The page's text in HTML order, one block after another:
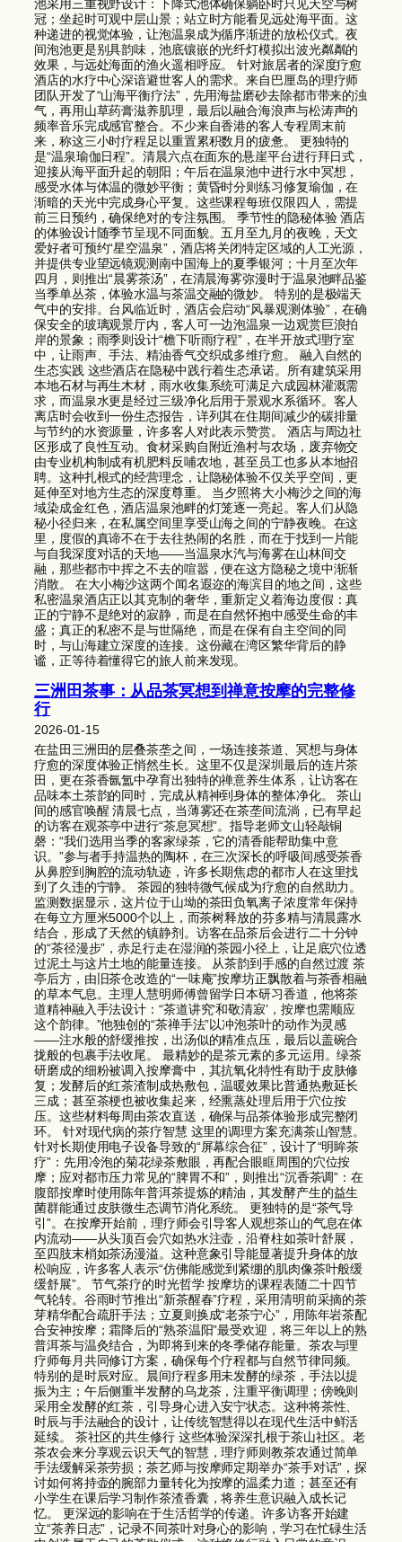
池采用三重视野设计：下降式池体确保躺卧时只见天空与树
冠；坐起时可观中层山景；站立时方能看见远处海平面。这
种递进的视觉体验，让泡温泉成为循序渐进的放松仪式。夜
间泡池更是别具韵味，池底镶嵌的光纤灯模拟出波光粼粼的
效果，与远处海面的渔火遥相呼应。 针对旅居者的深度疗愈
酒店的水疗中心深谙避世客人的需求。来自巴厘岛的理疗师
团队开发了“山海平衡疗法”，先用海盐磨砂去除都市带来的浊
气，再用山草药膏滋养肌理，最后以融合海浪声与松涛声的
频率音乐完成感官整合。不少来自香港的客人专程周末前
来，称这三小时疗程足以重置累积数月的疲惫。 更独特的
是“温泉瑜伽日程”。清晨六点在面东的悬崖平台进行拜日式，
迎接从海平面升起的朝阳；午后在温泉池中进行水中冥想，
感受水体与体温的微妙平衡；黄昏时分则练习修复瑜伽，在
渐暗的天光中完成身心平复。这些课程每班仅限四人，需提
前三日预约，确保绝对的专注氛围。 季节性的隐秘体验 酒店
的体验设计随季节呈现不同面貌。五月至九月的夜晚，天文
爱好者可预约“星空温泉”，酒店将关闭特定区域的人工光源，
并提供专业望远镜观测南中国海上的夏季银河；十月至次年
四月，则推出“晨雾茶汤”，在清晨海雾弥漫时于温泉池畔品鉴
当季单丛茶，体验水温与茶温交融的微妙。 特别的是极端天
气中的安排。台风临近时，酒店会启动“风暴观测体验”，在确
保安全的玻璃观景厅内，客人可一边泡温泉一边观赏巨浪拍
岸的景象；雨季则设计“檐下听雨疗程”，在半开放式理疗室
中，让雨声、手法、精油香气交织成多维疗愈。 融入自然的
生态实践 这些酒店在隐秘中践行着生态承诺。所有建筑采用
本地石材与再生木材，雨水收集系统可满足六成园林灌溉需
求，而温泉水更是经过三级净化后用于景观水系循环。客人
离店时会收到一份生态报告，详列其在住期间减少的碳排量
与节约的水资源量，许多客人对此表示赞赏。 酒店与周边社
区形成了良性互动。食材采购自附近渔村与农场，废弃物交
由专业机构制成有机肥料反哺农地，甚至员工也多从本地招
聘。这种扎根式的经营理念，让隐秘体验不仅关乎空间，更
延伸至对地方生态的深度尊重。 当夕照将大小梅沙之间的海
域染成金红色，酒店温泉池畔的灯笼逐一亮起。客人们从隐
秘小径归来，在私属空间里享受山海之间的宁静夜晚。在这
里，度假的真谛不在于去往热闹的名胜，而在于找到一片能
与自我深度对话的天地——当温泉水汽与海雾在山林间交
融，那些都市中挥之不去的喧嚣，便在这方隐秘之境中渐渐
消散。 在大小梅沙这两个闻名遐迩的海滨目的地之间，这些
私密温泉酒店正以其克制的奢华，重新定义着海边度假：真
正的宁静不是绝对的寂静，而是在自然怀抱中感受生命的丰
盛；真正的私密不是与世隔绝，而是在保有自主空间的同
时，与山海建立深度的连接。这份藏在湾区繁华背后的静
谧，正等待着懂得它的旅人前来发现。
三洲田茶事：从品茶冥想到禅意按摩的完整修
行
2026-01-15
在盐田三洲田的层叠茶垄之间，一场连接茶道、冥想与身体
疗愈的深度体验正悄然生长。这里不仅是深圳最后的连片茶
田，更在茶香氤氲中孕育出独特的禅意养生体系，让访客在
品味本土茶韵的同时，完成从精神到身体的整体净化。 茶山
间的感官唤醒 清晨七点，当薄雾还在茶垄间流淌，已有早起
的访客在观茶亭中进行“茶息冥想”。指导老师文山轻敲铜
磬：“我们选用当季的客家绿茶，它的清香能帮助集中意
识。”参与者手持温热的陶杯，在三次深长的呼吸间感受茶香
从鼻腔到胸腔的流动轨迹，许多长期焦虑的都市人在这里找
到了久违的宁静。 茶园的独特微气候成为疗愈的自然助力。
监测数据显示，这片位于山坳的茶田负氧离子浓度常年保持
在每立方厘米5000个以上，而茶树释放的芬多精与清晨露水
结合，形成了天然的镇静剂。访客在品茶后会进行二十分钟
的“茶径漫步”，赤足行走在湿润的茶园小径上，让足底穴位透
过泥土与这片土地的能量连接。 从茶韵到手感的自然过渡 茶
亭后方，由旧茶仓改造的“一味庵”按摩坊正飘散着与茶香相融
的草本气息。主理人慧明师傅曾留学日本研习香道，他将茶
道精神融入手法设计：“茶道讲究‘和敬清寂’，按摩也需顺应
这个韵律。”他独创的“茶禅手法”以冲泡茶叶的动作为灵感
——注水般的舒缓推按，出汤似的精准点压，最后以盖碗合
拢般的包裹手法收尾。 最精妙的是茶元素的多元运用。绿茶
研磨成的细粉被调入按摩膏中，其抗氧化特性有助于皮肤修
复；发酵后的红茶渣制成热敷包，温暖效果比普通热敷延长
三成；甚至茶梗也被收集起来，经熏蒸处理后用于穴位按
压。这些材料每周由茶农直送，确保与品茶体验形成完整闭
环。 针对现代病的茶疗智慧 这里的调理方案充满茶山智慧。
针对长期使用电子设备导致的“屏幕综合征”，设计了“明眸茶
疗”：先用冷泡的菊花绿茶敷眼，再配合眼眶周围的穴位按
摩；应对都市压力常见的“脾胃不和”，则推出“沉香茶调”：在
腹部按摩时使用陈年普洱茶提炼的精油，其发酵产生的益生
菌群能通过皮肤微生态调节消化系统。 更独特的是“茶气导
引”。在按摩开始前，理疗师会引导客人观想茶山的气息在体
内流动——从头顶百会穴如热水注壶，沿脊柱如茶叶舒展，
至四肢末梢如茶汤漫溢。这种意象引导能显著提升身体的放
松响应，许多客人表示“仿佛能感觉到紧绷的肌肉像茶叶般缓
缓舒展”。 节气茶疗的时光哲学 按摩坊的课程表随二十四节
气轮转。谷雨时节推出“新茶醒春”疗程，采用清明前采摘的茶
芽精华配合疏肝手法；立夏则换成“老茶宁心”，用陈年岩茶配
合安神按摩；霜降后的“熟茶温阳”最受欢迎，将三年以上的熟
普洱茶与温灸结合，为即将到来的冬季储存能量。茶农与理
疗师每月共同修订方案，确保每个疗程都与自然节律同频。
特别的是时辰对应。晨间疗程多用未发酵的绿茶，手法以提
振为主；午后侧重半发酵的乌龙茶，注重平衡调理；傍晚则
采用全发酵的红茶，引导身心进入安宁状态。这种将茶性、
时辰与手法融合的设计，让传统智慧得以在现代生活中鲜活
延续。 茶社区的共生修行 这些体验深深扎根于茶山社区。老
茶农会来分享观云识天气的智慧，理疗师则教茶农通过简单
手法缓解采茶劳损；茶艺师与按摩师定期举办“茶手对话”，探
讨如何将持壶的腕部力量转化为按摩的温柔力道；甚至还有
小学生在课后学习制作茶渣香囊，将养生意识融入成长记
忆。 更深远的影响在于生活哲学的传递。许多访客开始建
立“茶养日志”，记录不同茶叶对身心的影响，学习在忙碌生活